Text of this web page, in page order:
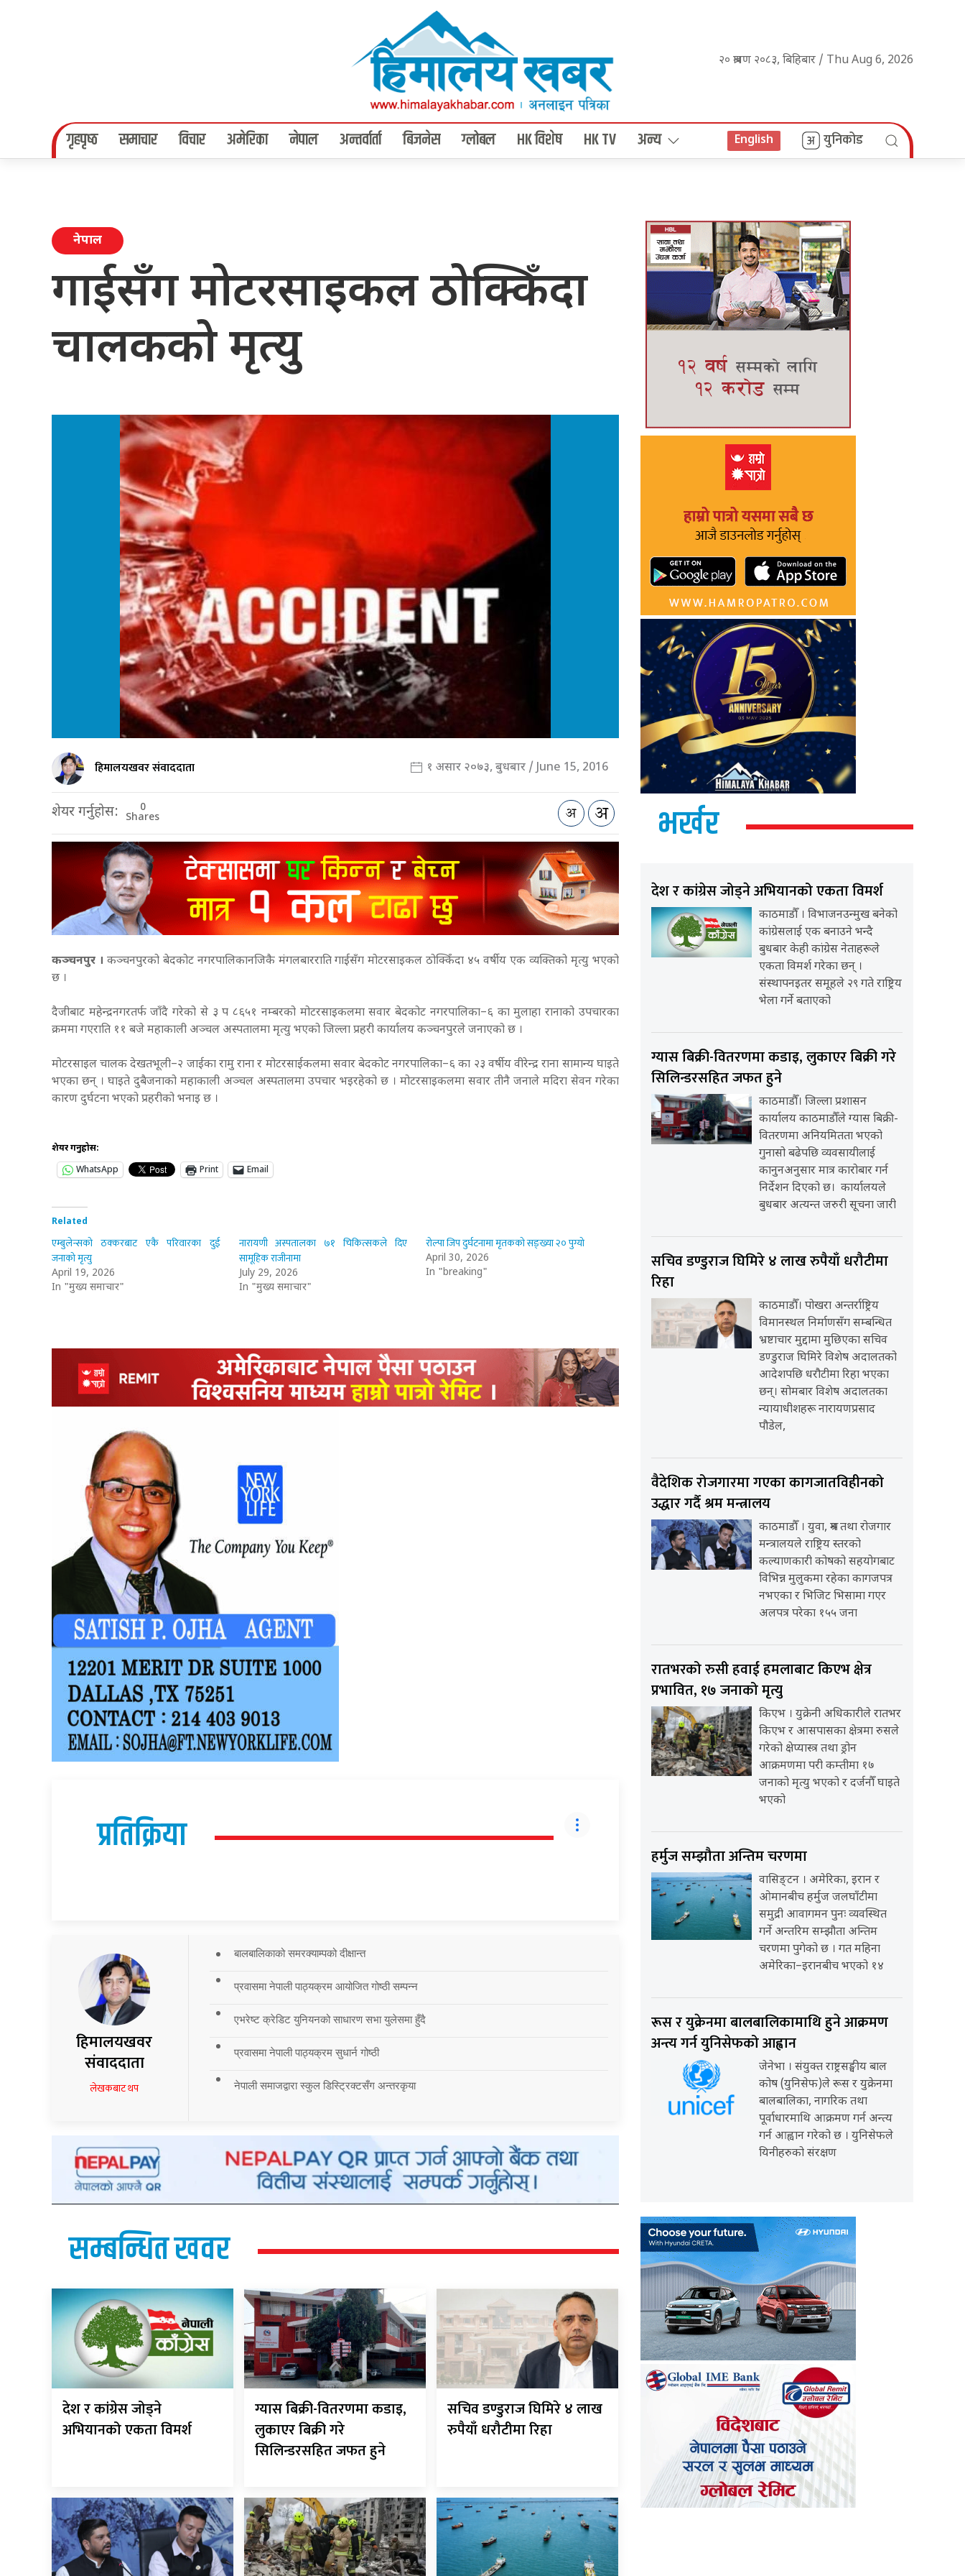
२० श्रावण २०८३, बिहिबार / Thu Aug 6, 2026
गृहपृष्‍ठ समाचार विचार अमेरिका नेपाल अन्तर्वार्ता बिजनेस ग्लोबल HK विशेष HK TV अन्य English युनिकोड
नेपाल
गाईसँग मोटरसाइकल ठोक्किँदा
चालकको मृत्यु
हिमालयखवर संवाददाता १ असार २०७३, बुधबार / June 15, 2016
शेयर गर्नुहोस: 0
Shares
कञ्चनपुर । कञ्चनपुरको बेदकोट नगरपालिकानजिकै मंगलबारराति गाईसँग मोटरसाइकल ठोक्किँदा ४५ वर्षीय एक व्यक्तिको मृत्यु भएको
छ ।
दैजीबाट महेन्द्रनगरतर्फ जाँदै गरेको से ३ प ८६५१ नम्बरको मोटरसाइकलमा सवार बेदकोट नगरपालिका–६ का मुलाहा रानाको उपचारका
क्रममा गएराति ११ बजे महाकाली अञ्चल अस्पतालमा मृत्यु भएको जिल्ला प्रहरी कार्यालय कञ्चनपुरले जनाएको छ ।
मोटरसाइल चालक देखतभूली–२ जाईका रामु राना र मोटरसाईकलमा सवार बेदकोट नगरपालिका–६ का २३ वर्षीय वीरेन्द्र राना सामान्य घाइते
भएका छन् । घाइते दुबैजनाको महाकाली अञ्चल अस्पतालमा उपचार भइरहेको छ । मोटरसाइकलमा सवार तीनै जनाले मदिरा सेवन गरेका
कारण दुर्घटना भएको प्रहरीको भनाइ छ ।
शेयर गर्नुहोस:
WhatsApp
Print Email
Related
एम्बुलेन्सको ठक्करबाट एकै परिवारका दुई
जनाको मृत्यु
April 19, 2026
In "मुख्य समाचार"
नारायणी अस्पतालका ७१ चिकित्सकले दिए
सामूहिक राजीनामा
July 29, 2026
In "मुख्य समाचार"
रोल्पा जिप दुर्घटनामा मृतकको सङ्ख्या २० पुग्यो
April 30, 2026
In "breaking"
प्रतिक्रिया
हिमालयखवर
संवाददाता
लेखकबाट थप
बालबालिकाको समरक्याम्पको दीक्षान्त
प्रवासमा नेपाली पाठ्यक्रम आयोजित गोष्ठी सम्पन्न
एभरेष्ट क्रेडिट युनियनको साधारण सभा युलेसमा हुँदै
प्रवासमा नेपाली पाठ्यक्रम सुधार्न गोष्ठी
नेपाली समाजद्वारा स्कुल डिस्ट्रिक्टसँग अन्तरकृया
सम्बन्धित खवर
देश र कांग्रेस जोड्ने
अभियानको एकता विमर्श
ग्यास बिक्री-वितरणमा कडाइ,
लुकाएर बिक्री गरे
सिलिन्डरसहित जफत हुने
सचिव डण्डुराज घिमिरे ४ लाख
रुपैयाँ धरौटीमा रिहा
भर्खर
देश र कांग्रेस जोड्ने अभियानको एकता विमर्श
काठमाडौँ । विभाजनउन्मुख बनेको
कांग्रेसलाई एक बनाउने भन्दै
बुधबार केही कांग्रेस नेताहरूले
एकता विमर्श गरेका छन् ।
संस्थापनइतर समूहले २९ गते राष्ट्रिय
भेला गर्ने बताएको
ग्यास बिक्री-वितरणमा कडाइ, लुकाएर बिक्री गरे
सिलिन्डरसहित जफत हुने
काठमाडौँ। जिल्ला प्रशासन
कार्यालय काठमाडौँले ग्यास बिक्री-
वितरणमा अनियमितता भएको
गुनासो बढेपछि व्यवसायीलाई
कानुनअनुसार मात्र कारोबार गर्न
निर्देशन दिएको छ। कार्यालयले
बुधबार अत्यन्त जरुरी सूचना जारी
सचिव डण्डुराज घिमिरे ४ लाख रुपैयाँ धरौटीमा
रिहा
काठमाडौँ। पोखरा अन्तर्राष्ट्रिय
विमानस्थल निर्माणसँग सम्बन्धित
भ्रष्टाचार मुद्दामा मुछिएका सचिव
डण्डुराज घिमिरे विशेष अदालतको
आदेशपछि धरौटीमा रिहा भएका
छन्। सोमबार विशेष अदालतका
न्यायाधीशहरू नारायणप्रसाद
पौडेल,
वैदेशिक रोजगारमा गएका कागजातविहीनको
उद्धार गर्दै श्रम मन्त्रालय
काठमाडौँ । युवा, श्रम तथा रोजगार
मन्त्रालयले राष्ट्रिय स्तरको
कल्याणकारी कोषको सहयोगबाट
विभिन्न मुलुकमा रहेका कागजपत्र
नभएका र भिजिट भिसामा गएर
अलपत्र परेका १५५ जना
रातभरको रुसी हवाई हमलाबाट किएभ क्षेत्र
प्रभावित, १७ जनाको मृत्यु
किएभ । युक्रेनी अधिकारीले रातभर
किएभ र आसपासका क्षेत्रमा रुसले
गरेको क्षेप्यास्त्र तथा ड्रोन
आक्रमणमा परी कम्तीमा १७
जनाको मृत्यु भएको र दर्जनौँ घाइते
भएको
हर्मुज सम्झौता अन्तिम चरणमा
वासिङ्टन । अमेरिका, इरान र
ओमानबीच हर्मुज जलघाँटीमा
समुद्री आवागमन पुनः व्यवस्थित
गर्ने अन्तरिम सम्झौता अन्तिम
चरणमा पुगेको छ । गत महिना
अमेरिका–इरानबीच भएको १४
रूस र युक्रेनमा बालबालिकामाथि हुने आक्रमण
अन्त्य गर्न युनिसेफको आह्वान
जेनेभा । संयुक्त राष्ट्रसङ्घीय बाल
कोष (युनिसेफ)ले रूस र युक्रेनमा
बालबालिका, नागरिक तथा
पूर्वाधारमाथि आक्रमण गर्न अन्त्य
गर्न आह्वान गरेको छ । युनिसेफले
यिनीहरुको संरक्षण